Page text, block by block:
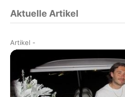
Aktuelle Artikel
Artikel -